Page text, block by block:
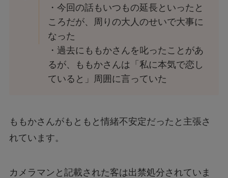
・今回の話もいつもの延長といったと
ころだが、周りの大人のせいで大事に
なった
・過去にももかさんを叱ったことがあ
るが、ももかさんは「私に本気で恋し
ていると」周囲に言っていた
ももかさんがもともと情緒不安定だったと主張さ
れています。
カメラマンと記載された客は出禁処分されていま